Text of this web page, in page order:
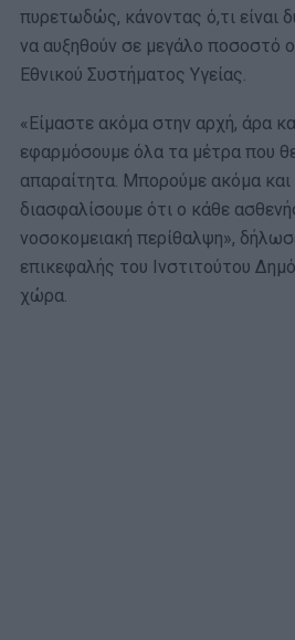
πυρετωδώς, κάνοντας ό,τι είναι
να αυξηθούν σε μεγάλο ποσοστό
Εθνικού Συστήματος Υγείας.
«Είμαστε ακόμα στην αρχή, άρα
εφαρμόσουμε όλα τα μέτρα που
απαραίτητα. Μπορούμε ακόμα
διασφαλίσουμε ότι ο κάθε
νοσοκομειακή περίθαλψη»,
επικεφαλής του Ινστιτούτου
χώρα.